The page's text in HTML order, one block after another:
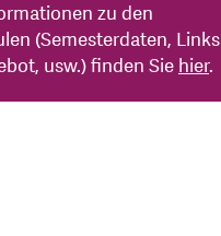
zu den
(Semesterdaten, Links
usw.) finden Sie hier.